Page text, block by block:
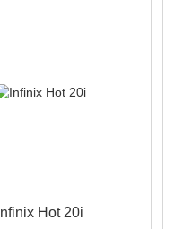
Infinix Hot 20i